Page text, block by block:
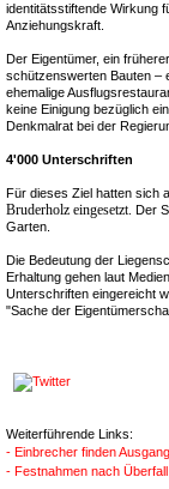
identitätsstiftende Wirkung
Anziehungskraft.
Der Eigentümer, ein
schützenswerten Bauten –
ehemalige
keine Einigung bezüglich
Denkmalrat bei der
4'000 Unterschriften
Für dieses Ziel hatten sich
Bruderholz eingesetzt. Der
Garten.
Die Bedeutung der
Erhaltung gehen laut
Unterschriften eingereicht
"Sache der
Weiterführende Links:
- Einbrecher finden
- Festnahmen nach